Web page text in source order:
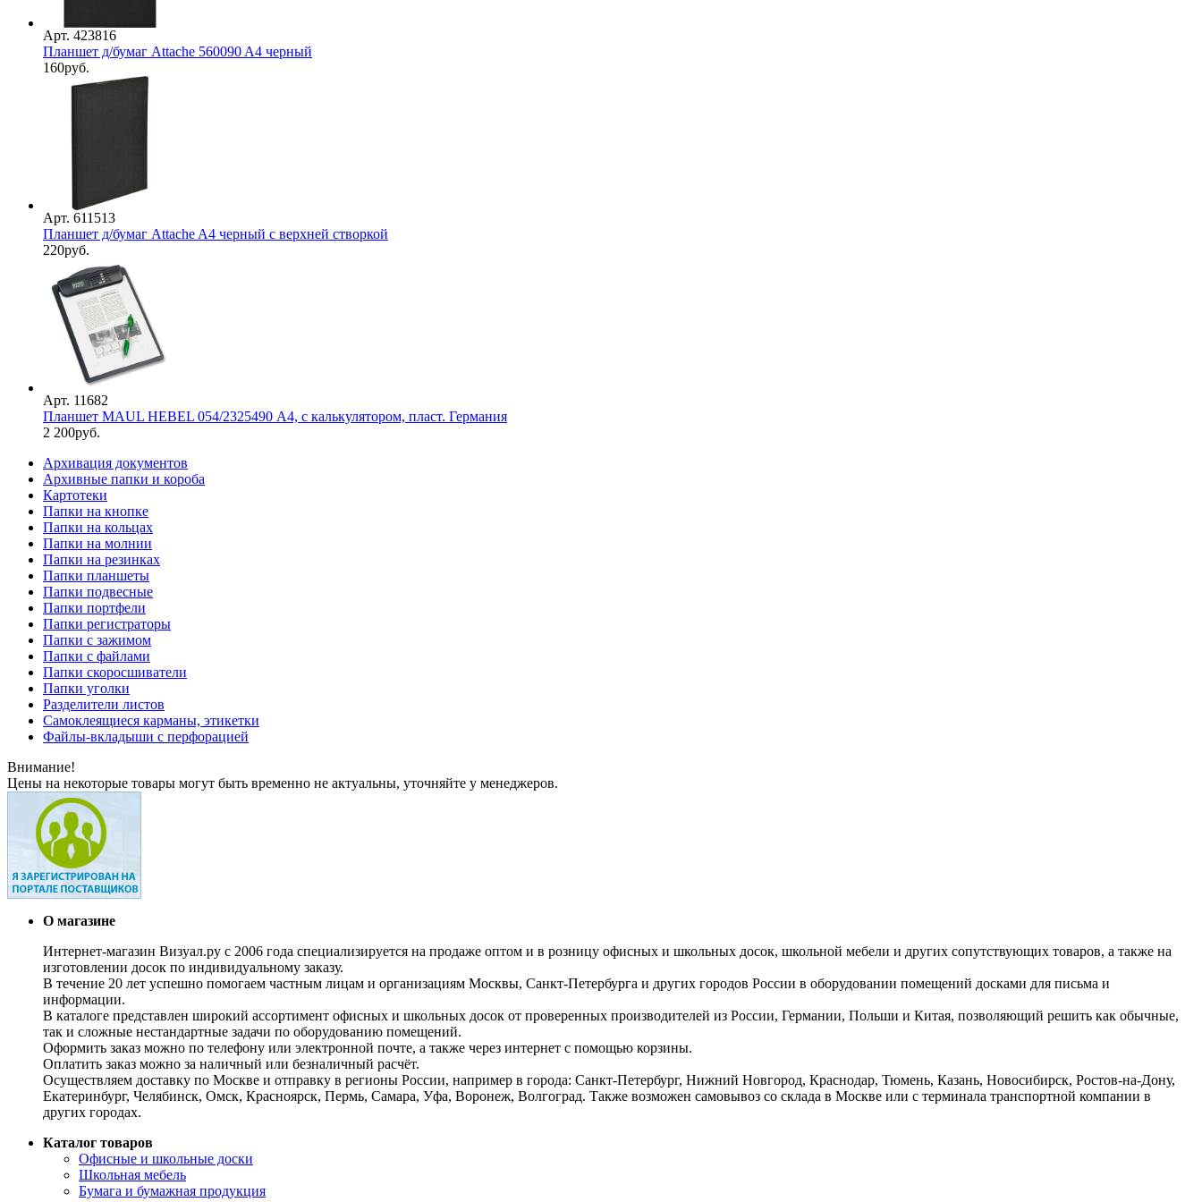
Арт. 423816
Планшет д/бумаг Attache 560090 A4 черный
160руб.
Арт. 611513
Планшет д/бумаг Attache A4 черный с верхней створкой
220руб.
Арт. 11682
Планшет MAUL HEBEL 054/2325490 А4, с калькулятором, пласт. Германия
2 200руб.
Архивация документов
Архивные папки и короба
Картотеки
Папки на кнопке
Папки на кольцах
Папки на молнии
Папки на резинках
Папки планшеты
Папки подвесные
Папки портфели
Папки регистраторы
Папки с зажимом
Папки с файлами
Папки скоросшиватели
Папки уголки
Разделители листов
Самоклеящиеся карманы, этикетки
Файлы-вкладыши с перфорацией
Внимание!
Цены на некоторые товары могут быть временно не актуальны, уточняйте у менеджеров.
О магазине
Интернет-магазин Визуал.ру с 2006 года специализируется на продаже оптом и в розницу офисных и школьных досок, школьной мебели и других сопутствующих товаров, а также на
изготовлении досок по индивидуальному заказу.
В течение 20 лет успешно помогаем частным лицам и организациям Москвы, Санкт-Петербурга и других городов России в оборудовании помещений досками для письма и
информации.
В каталоге представлен широкий ассортимент офисных и школьных досок от проверенных производителей из России, Германии, Польши и Китая, позволяющий решить как обычные,
так и сложные нестандартные задачи по оборудованию помещений.
Оформить заказ можно по телефону или электронной почте, а также через интернет с помощью корзины.
Оплатить заказ можно за наличный или безналичный расчёт.
Осуществляем доставку по Москве и отправку в регионы России, например в города: Санкт-Петербург, Нижний Новгород, Краснодар, Тюмень, Казань, Новосибирск, Ростов-на-Дону,
Екатеринбург, Челябинск, Омск, Красноярск, Пермь, Самара, Уфа, Воронеж, Волгоград. Также возможен самовывоз со склада в Москве или с терминала транспортной компании в
других городах.
Каталог товаров
Офисные и школьные доски
Школьная мебель
Бумага и бумажная продукция